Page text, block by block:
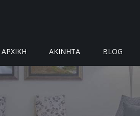
ΑΡΧΙΚΗ ΑΚΙΝΗΤΑ BLOG